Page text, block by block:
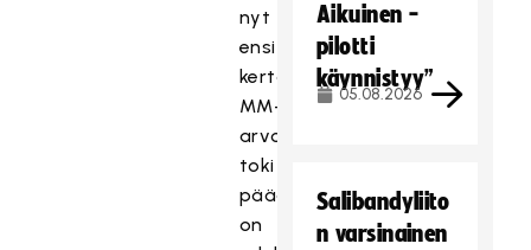
nyt
ensi
kertaa
MM-
arvo,
toki
pääasiana
on
Aikuinen -
pilotti
käynnistyy”
05.08.2026
Salibandyliito
n varsinainen